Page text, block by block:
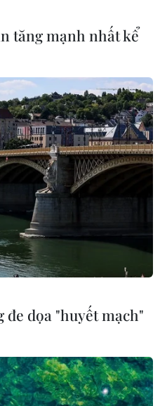
hàng
giúp
dịch
nóng
tăng mạnh nhất kể
dọa "huyết mạch"